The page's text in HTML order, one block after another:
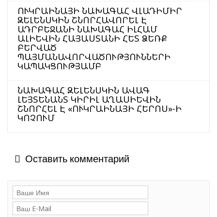
ՈՒԿՐԱԻՆԱՅԻ ՆԱԽԱԳԱՀ ՎԼԱԴԻՄԻՐ
ԶԵԼԵՆՍԿԻՆ ՇՆՈՐՀԱՎՈՐԵԼ Է
ԱԴՐԲԵՋԱՆԻ ՆԱԽԱԳԱՀ ԻԼՀԱՄ
ԱԼԻԵՎԻՆ ՀԱՅԱՍՏԱՆԻ ՀԵՏ ՁԵՌՔ
ԲԵՐՎԱԾ
ՊԱՅՄԱՆԱՎՈՐՎԱԾՈՒԹՅՈՒՆՆԵՐԻ
ԿԱՊԱԿՑՈՒԹՅԱՄԲ
ՆԱԽԱԳԱՀ ԶԵԼԵՆՍԿԻՆ ԱՎԱԳ
ԼԵՅՏԵՆԱՆՏ ԿԻՐԻԼ ԱՂԱՍԻԵՎԻՆ
ՇՆՈՐՀԵԼ Է «ՈՒԿՐԱԻՆԱՅԻ ՀԵՐՈՍ»-Ի
ԿՈՉՈՒՄ
Оставить комментарий